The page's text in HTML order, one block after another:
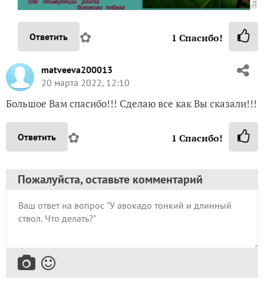
Ответить ✿ 1 Спасибо!
matveeva200013
20 марта 2022, 12:10
Большое Вам спасибо!!! Сделаю все как Вы сказали!!!
Ответить ✿ 1 Спасибо!
Пожалуйста, оставьте комментарий